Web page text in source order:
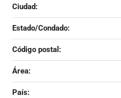
Ciudad:
Estado/Condado:
Código postal:
Área:
País: